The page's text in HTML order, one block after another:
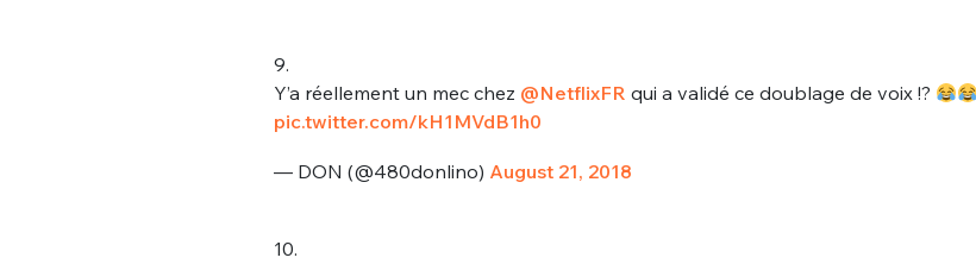
9.
Y’a réellement un mec chez @NetflixFR qui a validé ce doublage de voix !?
pic.twitter.com/kH1MVdB1h0
— DON (@480donlino) August 21, 2018
10.